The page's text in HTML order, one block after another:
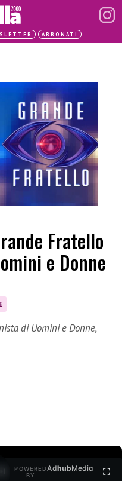
ABBONATI
Fratello
e Donne
di Uomini e Donne,
POWERED
BY
AdhubMedia